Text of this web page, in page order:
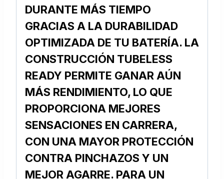
DURANTE MÁS TIEMPO
GRACIAS A LA DURABILIDAD
OPTIMIZADA DE TU BATERÍA. LA
CONSTRUCCIÓN TUBELESS
READY PERMITE GANAR AÚN
MÁS RENDIMIENTO, LO QUE
PROPORCIONA MEJORES
SENSACIONES EN CARRERA,
CON UNA MAYOR PROTECCIÓN
CONTRA PINCHAZOS Y UN
MEJOR AGARRE. PARA UN